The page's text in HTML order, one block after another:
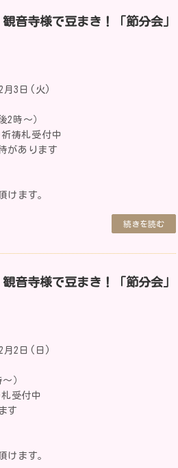
音寺様で豆まき！「節分会」
月3日(火)
2時～）
祷札受付中
があります
けます。
続きを読む
音寺様で豆まき！「節分会」
月2日(日)
）
受付中
す
けます。